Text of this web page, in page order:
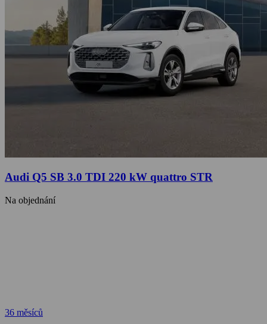
Audi Q5 SB 3.0 TDI 220 kW quattro STR
Na objednání
36 měsíců